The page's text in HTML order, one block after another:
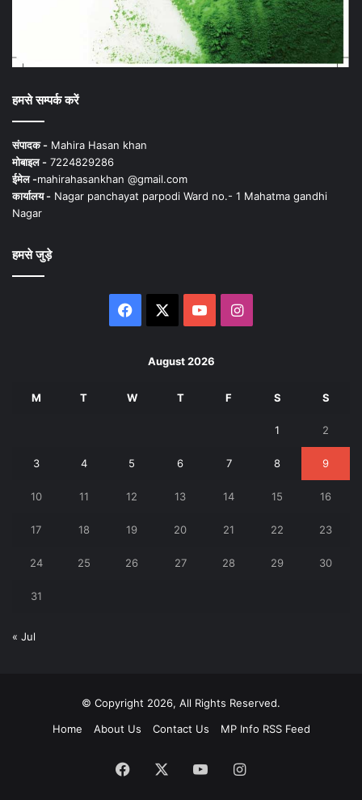
हमसे सम्पर्क करें
संपादक - Mahira Hasan khan
मोबाइल - 7224829286
ईमेल -mahirahasankhan @gmail.com
कार्यालय - Nagar panchayat parpodi Ward no.- 1 Mahatma gandhi
Nagar
हमसे जुड़े
Facebook YouTubeInstagram
August 2026
M T W T F S S
1 2
3 4 5 6 7 8 9
10 11 12 13 14 15 16
17 18 19 20 21 22 23
24 25 26 27 28 29 30
31
« Jul
© Copyright 2026, All Rights Reserved.
Home
About Us Contact Us MP Info RSS Feed
Facebook YouTubeInstagram